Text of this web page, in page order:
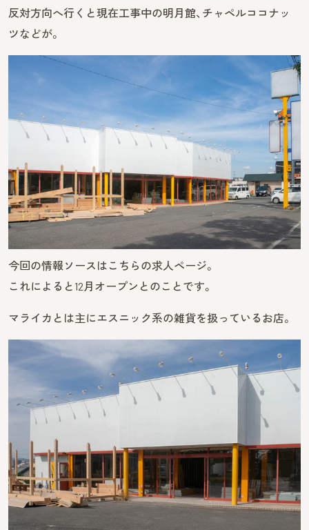
反対方向へ行くと現在工事中の明月館、チャペルココナッ
ツなどが。
今回の情報ソースはこちらの求人ページ。
これによると12月オープンとのことです。
マライカとは主にエスニック系の雑貨を扱っているお店。